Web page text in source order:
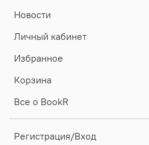
Новости
Личный кабинет
Избранное
Корзина
Все о BookR
Регистрация/Вход